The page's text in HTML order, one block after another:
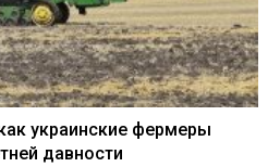
украинские фермеры
давности